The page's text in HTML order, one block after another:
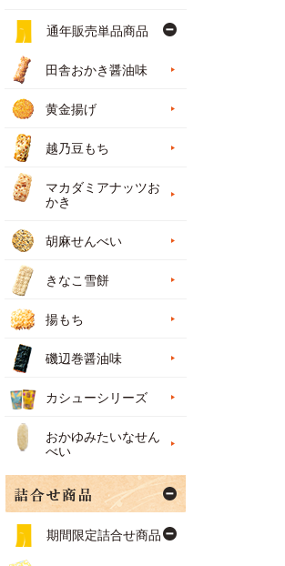
通年販売単品商品
田舎おかき醤油味
黄金揚げ
越乃豆もち
マカダミアナッツお
かき
胡麻せんべい
きなこ雪餅
揚もち
磯辺巻醤油味
カシューシリーズ
おかゆみたいなせん
べい
期間限定詰合せ商品